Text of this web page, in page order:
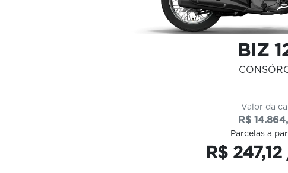
BIZ
Valor da
R$
Parcelas a
R$